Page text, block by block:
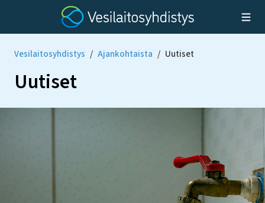
Vesilaitosyhdistys / Ajankohtaista / Uutiset
Uutiset